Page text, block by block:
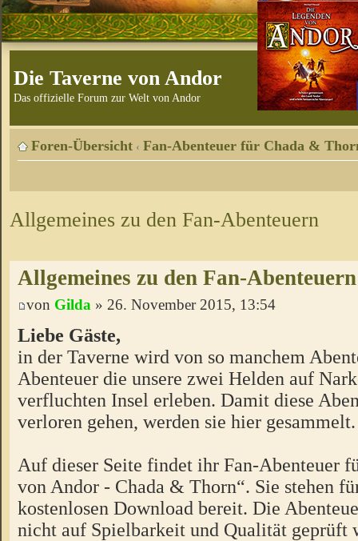
Die Taverne von Andor
Das offizielle Forum zur Welt von Andor
Foren-Übersicht ‹ Fan-Abenteuer für Chada &
Allgemeines zu den Fan-Abenteuern
Allgemeines zu den Fan-Abenteuern
von Gilda » 26. November 2015, 13:54
Liebe Gäste,
in der Taverne wird von so manchem
Abenteuer die unsere zwei Helden auf
verfluchten Insel erleben. Damit diese
verloren gehen, werden sie hier gesammelt.
Auf dieser Seite findet ihr Fan-Abenteuer
von Andor - Chada & Thorn“. Sie stehen
kostenlosen Download bereit. Die
nicht auf Spielbarkeit und Qualität geprüft